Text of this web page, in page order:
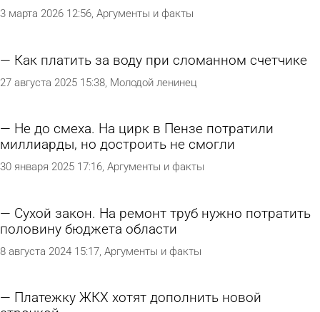
3 марта 2026 12:56 Аргументы и факты
Как платить за воду при сломанном счетчике
27 августа 2025 15:38 Молодой ленинец
Не до смеха. На цирк в Пензе потратили
миллиарды, но достроить не смогли
30 января 2025 17:16 Аргументы и факты
Сухой закон. На ремонт труб нужно потратить
половину бюджета области
8 августа 2024 15:17 Аргументы и факты
Платежку ЖКХ хотят дополнить новой